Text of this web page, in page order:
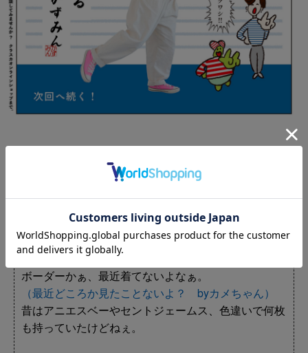
▼
思い切って ⚫ 年ぶりにボーダーを着たら
いろいろ発見がありました ！ の巻き
ボーダーかぁ、最近着てないよなぁ。
（最近どころか見たことないよ？ byカメちゃん）
昔はアニエスベーやセントジェームス、色違いで何枚
も持っていたけどねぇ。